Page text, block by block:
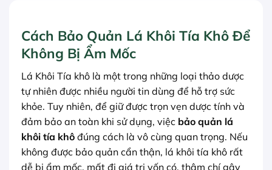
Cách Bảo Quản Lá Khôi Tía Khô Để
Không Bị Ẩm Mốc
Lá Khôi Tía khô là một trong những loại thảo dược
tự nhiên được nhiều người tin dùng để hỗ trợ sức
khỏe. Tuy nhiên, để giữ được trọn vẹn dược tính và
đảm bảo an toàn khi sử dụng, việc bảo quản lá
khôi tía khô đúng cách là vô cùng quan trọng. Nếu
không được bảo quản cẩn thận, lá khôi tía khô rất
dễ bị ẩm mốc, mất đi giá trị vốn có, thậm chí gây